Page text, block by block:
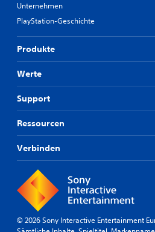
Unternehmen
PlayStation-Geschichte
Produkte
Werte
Support
Ressourcen
Verbinden
© 2026 Sony Interactive Entertainment